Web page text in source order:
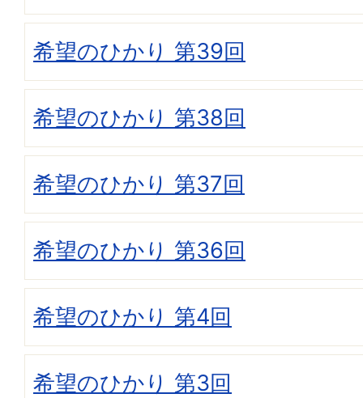
希望のひかり 第39回
希望のひかり 第38回
希望のひかり 第37回
希望のひかり 第36回
希望のひかり 第4回
希望のひかり 第3回